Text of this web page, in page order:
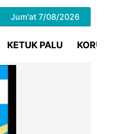
Jum'at 7/08/2026
KETUK PALU KORUPSI